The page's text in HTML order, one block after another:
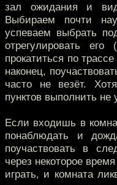
зал ожидания и
Выбираем почти
успеваем выбрать
отрегулировать
прокатиться по
наконец,
часто не везёт.
пунктов выполнить не
Если входишь в
понаблюдать и
поучаствовать в
через некоторое
играть, и комната